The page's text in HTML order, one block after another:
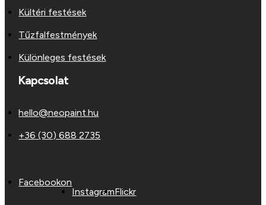
Kültéri festések
Tűzfalfestmények
Különleges festések
Kapcsolat
hello@neopaint.hu
+36 (30) 688 2735
Facebookon
InstagramFlickr